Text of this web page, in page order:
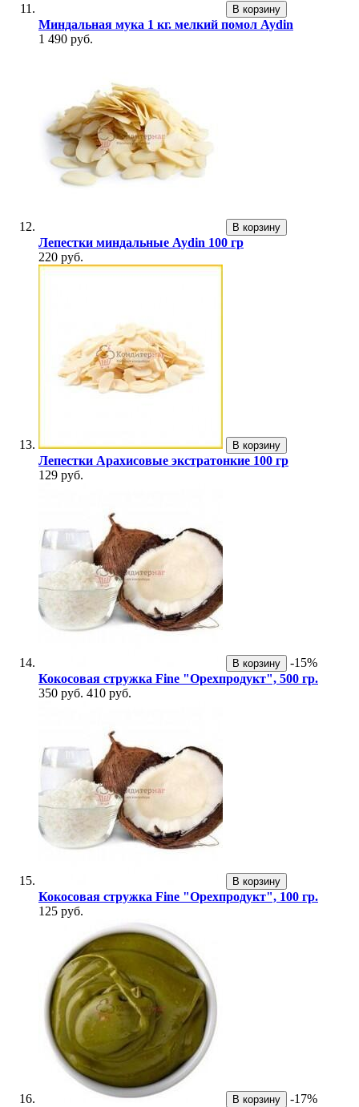
В корзину
Миндальная мука 1 кг. мелкий помол Aydin
1 490 руб.
В корзину
Лепестки миндальные Aydin 100 гр
220 руб.
В корзину
Лепестки Арахисовые экстратонкие 100 гр
129 руб.
В корзину
-15%
Кокосовая стружка Fine "Орехпродукт", 500 гр.
350 руб. 410 руб.
В корзину
Кокосовая стружка Fine "Орехпродукт", 100 гр.
125 руб.
В корзину
-17%